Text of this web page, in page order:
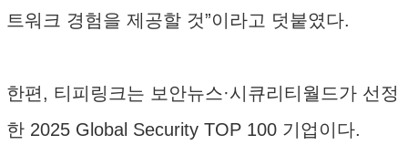
트워크 경험을 제공할 것”이라고 덧붙였다.
한편, 티피링크는 보안뉴스·시큐리티월드가 선정
한 2025 Global Security TOP 100 기업이다.